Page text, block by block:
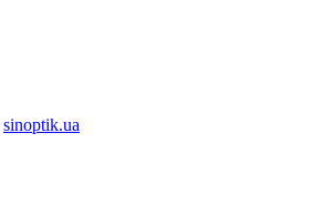
sinoptik.ua